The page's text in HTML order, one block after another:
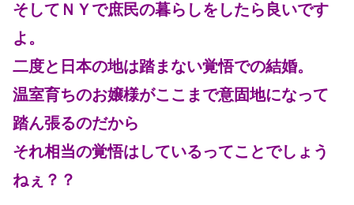
そしてＮＹで庶民の暮らしをしたら良いです
よ。
二度と日本の地は踏まない覚悟での結婚。
温室育ちのお嬢様がここまで意固地になって
踏ん張るのだから
それ相当の覚悟はしているってことでしょう
ねぇ？？